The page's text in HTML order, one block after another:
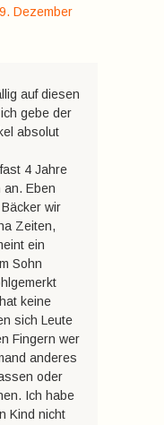
9. Dezember
auf diesen
gebe der
absolut
4 Jahre
an. Eben
wir
Zeiten,
ein
Sohn
keine
sich Leute
Fingern wer
anderes
oder
Ich habe
Kind nicht